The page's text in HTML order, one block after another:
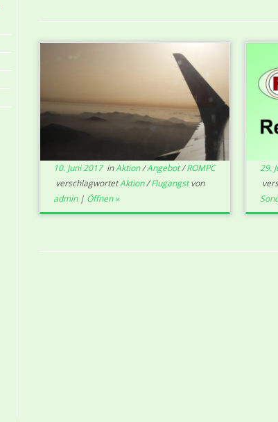
10. Juni 2017inAktion/Angebot/ROMPC
verschlagwortetAktion/Flugangstvon
admin| Öffnen »
29.